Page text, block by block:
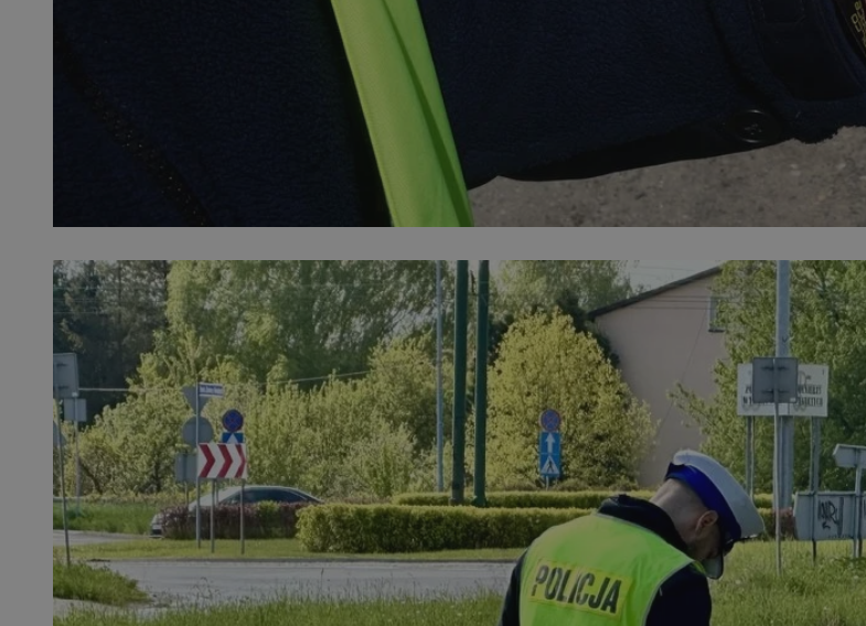
Funkcjonalność
Niezbędne pliki cookie umożliwiają korzystanie z podstawowych funkcji strony
zarządzanie kontem. Bez niezbędnych plików cookie nie można prawidłowo korzystać
1 rok
Ten plik
QeSessID
sosnowiecki.pl
Ten plik
MvSessID
sosnowiecki.pl
Ten plik
zgody
Zazwyczaj
usługi
VISITOR_PRIVACY_METADATA
YouTube
.youtube.com
5 miesięcy 4
tygodnie
Ten plik
użytkownika
prywatności
wybory
zgody,
wizytach.
konfigurować
zgodność z
CookieScriptConsent
CookieScript
sosnowiecki.pl
4 tygodnie 2 dni
Ten plik
Script.com
zgody
aby baner
__cf_bm
.temu.com
29 minut 56
sekund
Ten plik
to korzystne
umożliwia
korzystania z
__cf_bm
29 minut 54
Ten plik
Google Privacy Policy